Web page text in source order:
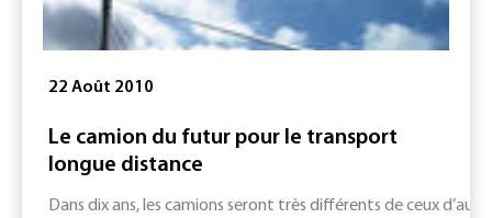
22 Août 2010
Le camion du futur pour le transport
longue distance
Dans dix ans, les camions seront très différents de ceux